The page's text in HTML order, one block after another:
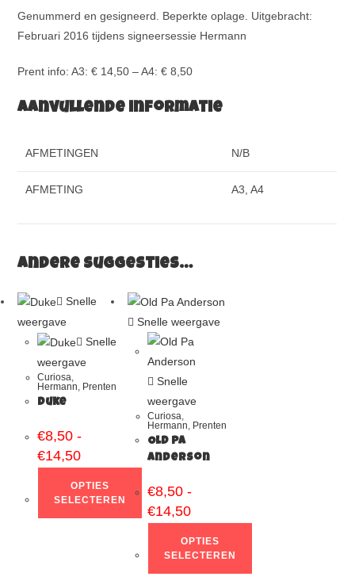
Genummerd en gesigneerd. Beperkte oplage. Uitgebracht:
Februari 2016 tijdens signeersessie Hermann
Prent info: A3: € 14,50 – A4: € 8,50
Aanvullende informatie
AFMETINGEN N/B
AFMETING A3, A4
Andere suggesties…
Snelle
weergave
Snelle
weergave
Curiosa
Hermann Prenten
Duke
€8,50 -
€14,50
OPTIES
SELECTEREN
Snelle weergave
Snelle
weergave
Curiosa,
Hermann, Prenten
Old Pa
Anderson
€8,50 -
€14,50
OPTIES
SELECTEREN